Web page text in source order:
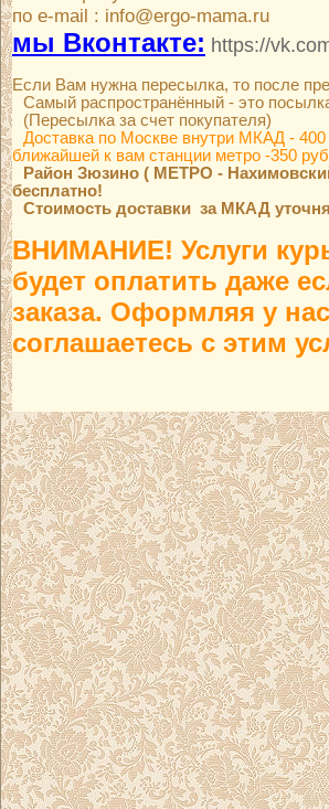
по e-mail : info@ergo-mama.ru
мы Вконтакте: https://
Если Вам нужна пересылка, то после
Самый распространённый - это
(Пересылка за счет покупателя)
Доставка по Москве внутри МКАД -
ближайшей к вам станции метро -350
Район Зюзино ( МЕТРО -
бесплатно!
Стоимость доставки за МКАД
ВНИМАНИЕ! Услуги
будет оплатить даже
заказа. Оформляя у
соглашаетесь с этим